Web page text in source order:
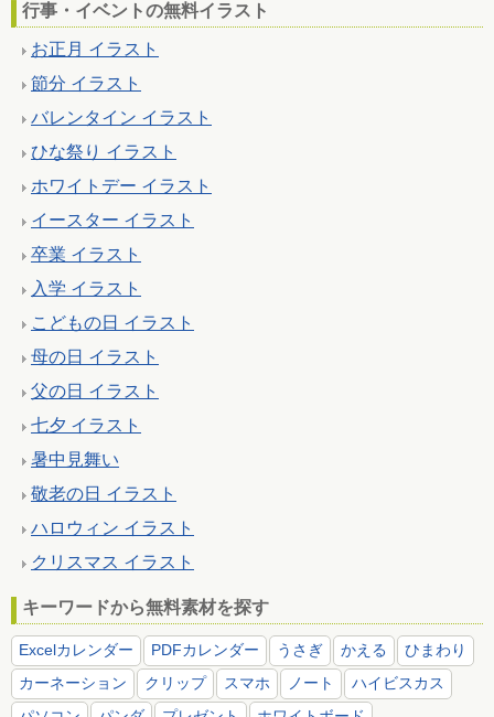
行事・イベントの無料イラスト
お正月 イラスト
節分 イラスト
バレンタイン イラスト
ひな祭り イラスト
ホワイトデー イラスト
イースター イラスト
卒業 イラスト
入学 イラスト
こどもの日 イラスト
母の日 イラスト
父の日 イラスト
七夕 イラスト
暑中見舞い
敬老の日 イラスト
ハロウィン イラスト
クリスマス イラスト
キーワードから無料素材を探す
Excelカレンダー PDFカレンダー うさぎ かえる
ひまわり
カーネーション
クリップ スマホ ノート
ハイビスカス